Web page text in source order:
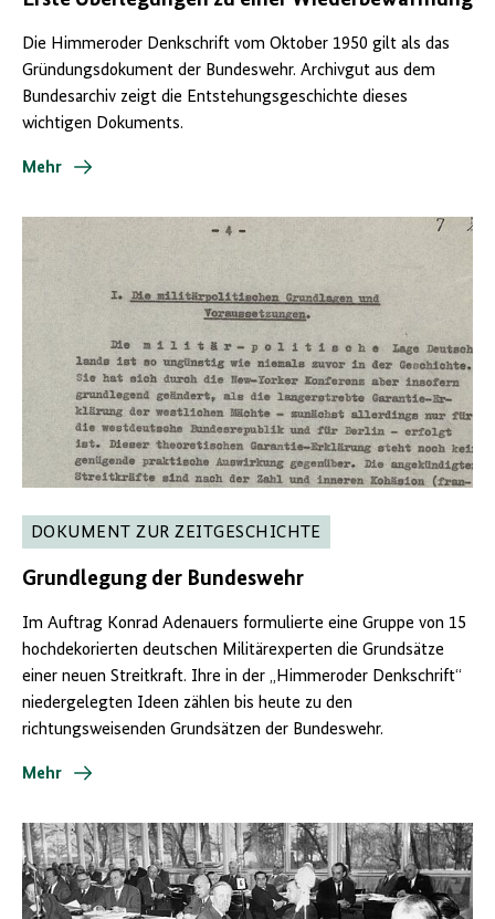
Die Himmeroder Denkschrift vom Oktober 1950 gilt als das
Gründungsdokument der Bundeswehr. Archivgut aus dem
Bundesarchiv zeigt die Entstehungsgeschichte dieses
wichtigen Dokuments.
Mehr
DOKUMENT ZUR ZEITGESCHICHTE
Grundlegung der Bundeswehr
Im Auftrag Konrad Adenauers formulierte eine Gruppe von 15
hochdekorierten deutschen Militärexperten die Grundsätze
einer neuen Streitkraft. Ihre in der „Himmeroder Denkschrift“
niedergelegten Ideen zählen bis heute zu den
richtungsweisenden Grundsätzen der Bundeswehr.
Mehr